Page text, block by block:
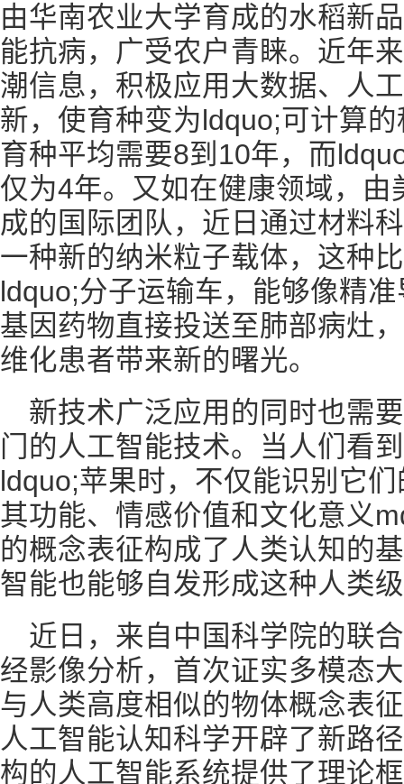
由华南农业大学育成的水稻新
能抗病，广受农户青睐。近年
潮信息，积极应用大数据、人
新，使育种变为ldquo;可计算
育种平均需要8到10年，而
仅为4年。又如在健康领域，
成的国际团队，近日通过材料
一种新的纳米粒子载体，这种
ldquo;分子运输车，能够像精
基因药物直接投送至肺部病灶
维化患者带来新的曙光。
新技术广泛应用的同时也需
门的人工智能技术。当人们看
ldquo;苹果时，不仅能识别它
其功能、情感价值和文化意义
的概念表征构成了人类认知的
智能也能够自发形成这种人类
近日，来自中国科学院的联
经影像分析，首次证实多模态
与人类高度相似的物体概念表
人工智能认知科学开辟了新路
构的人工智能系统提供了理论